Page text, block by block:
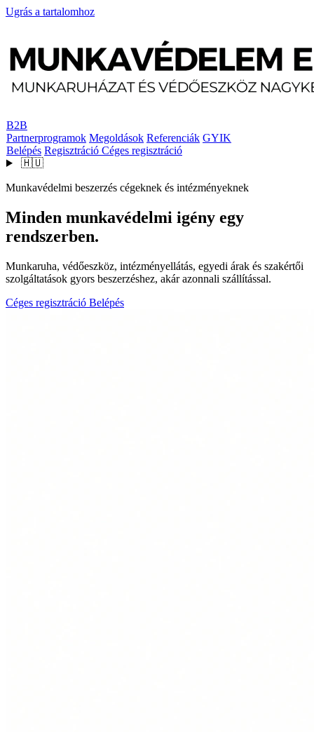
Ugrás a tartalomhoz
B2B
Partnerprogramok Megoldások Referenciák GYIK
Belépés Regisztráció Céges regisztráció
🇭🇺
Munkavédelmi beszerzés cégeknek és intézményeknek
Minden munkavédelmi igény egy
rendszerben.
Munkaruha, védőeszköz, intézményellátás, egyedi árak és szakértői
szolgáltatások gyors beszerzéshez, akár azonnali szállítással.
Céges regisztráció Belépés